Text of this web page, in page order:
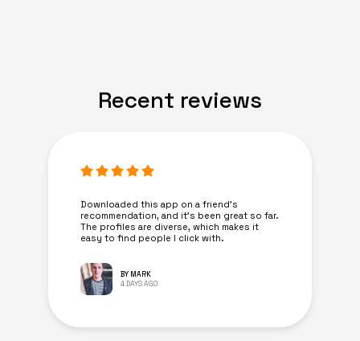
Recent reviews
Downloaded this app on a friend's
recommendation, and it’s been great so far.
The profiles are diverse, which makes it
easy to find people I click with.
BY MARK
4 DAYS AGO